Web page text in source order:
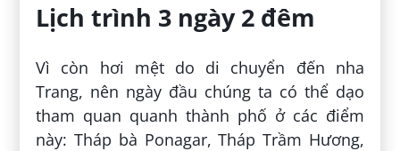
Lịch trình 3 ngày 2 đêm
Vì còn hơi mệt do di chuyển đến nha
Trang, nên ngày đầu chúng ta có thể dạo
tham quan quanh thành phố ở các điểm
này: Tháp bà Ponagar, Tháp Trầm Hương,